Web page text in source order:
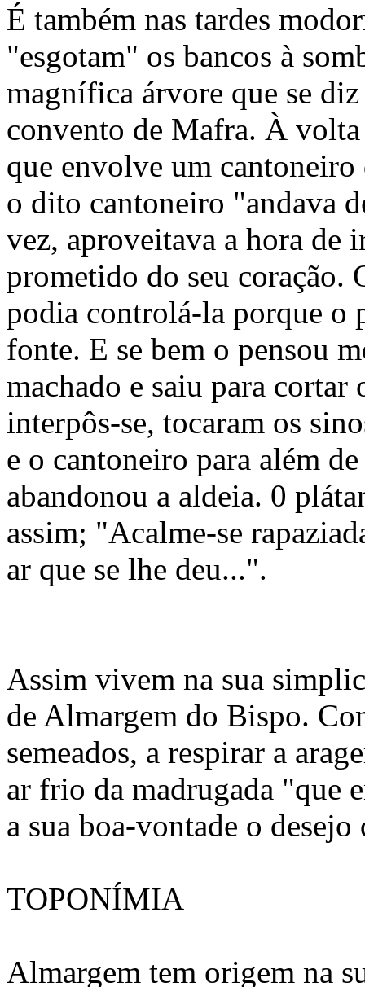
É também nas tardes
"esgotam" os bancos à
magnífica árvore que se
convento de Mafra. À
que envolve um cantoneiro
o dito cantoneiro "andava
vez, aproveitava a hora de
prometido do seu coração.
podia controlá-la porque o
fonte. E se bem o pensou
machado e saiu para
interpôs-se, tocaram os
e o cantoneiro para além
abandonou a aldeia. 0
assim; "Acalme-se
ar que se lhe deu...".
Assim vivem na sua
de Almargem do Bispo.
semeados, a respirar a
ar frio da madrugada "que
a sua boa-vontade o
TOPONÍMIA
Almargem tem origem na